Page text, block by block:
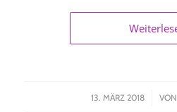
13. MÄRZ 2018
/ VON